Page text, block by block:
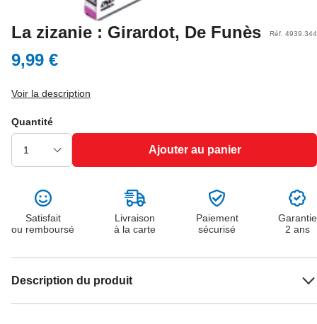
La zizanie : Girardot, De Funès Réf. 4939.344
9,99 €
Voir la description
Quantité
Ajouter au panier
Satisfait
ou remboursé
Livraison
à la carte
Paiement
sécurisé
Garantie
2 ans
Description du produit